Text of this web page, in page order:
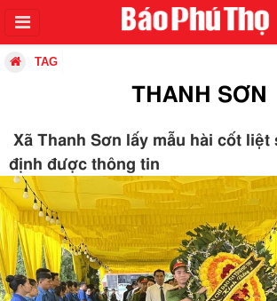
TAG
THANH SƠN
Xã Thanh Sơn lấy mẫu hài cốt liệt
định được thông tin